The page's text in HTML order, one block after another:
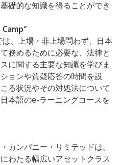
礎的な知識を得ることができ
は、上場・非上場問わず、日本
務めるために必要な、法律と
に関する主要な知識を学びま
ョンや質疑応答の時間を設
る状況やその対処法について
本語のe-ラーニングコースを
カンパニー・リミテッドは、
わたる幅広いアセットクラス